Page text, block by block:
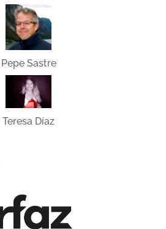
Pepe Sastre
Teresa Díaz